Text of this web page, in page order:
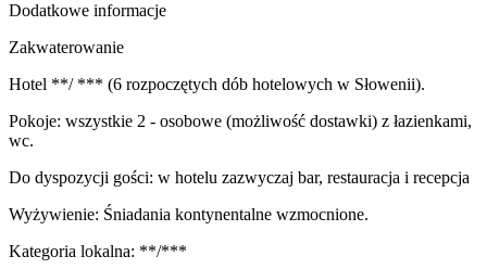
Dodatkowe informacje
Zakwaterowanie
Hotel **/ *** (6 rozpoczętych dób hotelowych w Słowenii).
Pokoje: wszystkie 2 - osobowe (możliwość dostawki) z łazienkami,
wc.
Do dyspozycji gości: w hotelu zazwyczaj bar, restauracja i recepcja
Wyżywienie: Śniadania kontynentalne wzmocnione.
Kategoria lokalna: **/***